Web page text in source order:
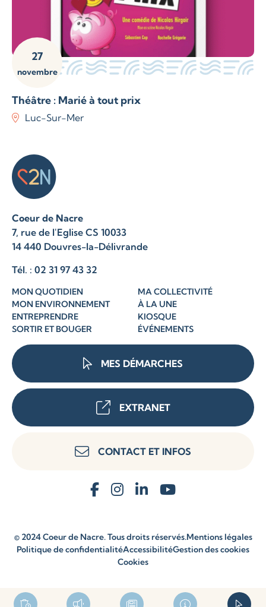
27
novembre
Théâtre : Marié à tout prix
Luc-Sur-Mer
Coeur de Nacre
7, rue de l'Eglise CS 10033
14 440 Douvres-la-Délivrande
Tél. : 02 31 97 43 32
MON QUOTIDIEN
MON ENVIRONNEMENT
ENTREPRENDRE
SORTIR ET BOUGER
MA COLLECTIVITÉ
À LA UNE
KIOSQUE
ÉVÉNEMENTS
MES DÉMARCHES
EXTRANET
CONTACT ET INFOS
© 2024 Coeur de Nacre. Tous droits réservés.Mentions légales
Politique de confidentialitéAccessibilitéGestion des cookies
Cookies